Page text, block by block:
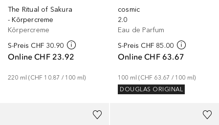
The Ritual of Sakura
- Körpercreme
Körpercreme
S-Preis CHF 30.90
Online CHF 23.92
220 ml (CHF 10.87 / 100 ml)
cosmic
2.0
Eau de Parfum
S-Preis CHF 85.00
Online CHF 63.67
100 ml (CHF 63.67 / 100 ml)
DOUGLAS ORIGINAL